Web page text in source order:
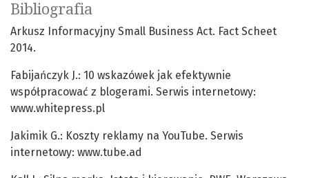
Bibliografia
Arkusz Informacyjny Small Business Act. Fact Scheet
2014.
Fabijańczyk J.: 10 wskazówek jak efektywnie
współpracować z blogerami. Serwis internetowy:
www.whitepress.pl
Jakimik G.: Koszty reklamy na YouTube. Serwis
internetowy: www.tube.ad